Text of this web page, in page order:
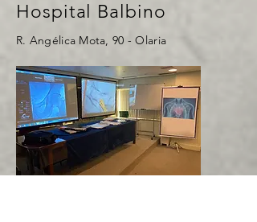
Hospital Balbino
R. Angélica Mota, 90 - Olaria